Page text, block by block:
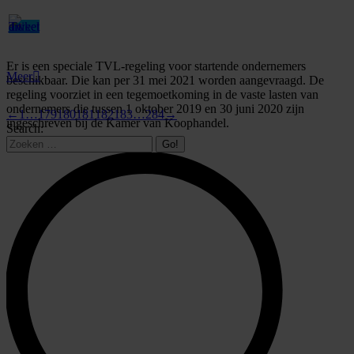
Er is een speciale TVL-regeling voor startende ondernemers
beschikbaar. Die kan per 31 mei 2021 worden aangevraagd. De
regeling voorziet in een tegemoetkoming in de vaste lasten van
ondernemers die tussen 1 oktober 2019 en 30 juni 2020 zijn
ingeschreven bij de Kamer van Koophandel.
Meer
←1…179180181182183…284→
Search: